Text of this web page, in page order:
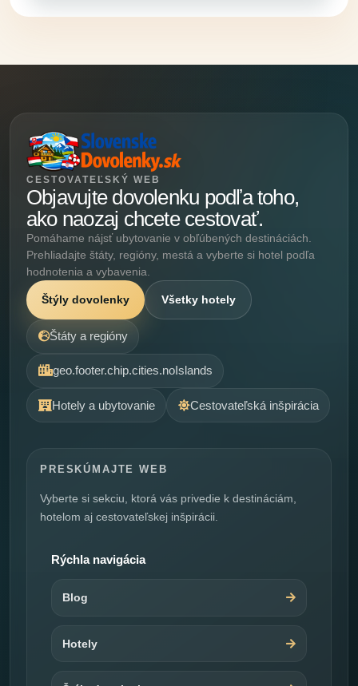
CESTOVATEĽSKÝ WEB
Objavujte dovolenku podľa toho,
ako naozaj chcete cestovať.
Pomáhame nájsť ubytovanie v obľúbených destináciách.
Prehliadajte štáty, regióny, mestá a vyberte si hotel podľa
hodnotenia a vybavenia.
Štýly dovolenky Všetky hotely
Štáty a regióny
geo.footer.chip.cities.noIslands
Hotely a ubytovanie Cestovateľská inšpirácia
PRESKÚMAJTE WEB
Vyberte si sekciu, ktorá vás privedie k destináciám,
hotelom aj cestovateľskej inšpirácii.
Rýchla navigácia
Blog
Hotely